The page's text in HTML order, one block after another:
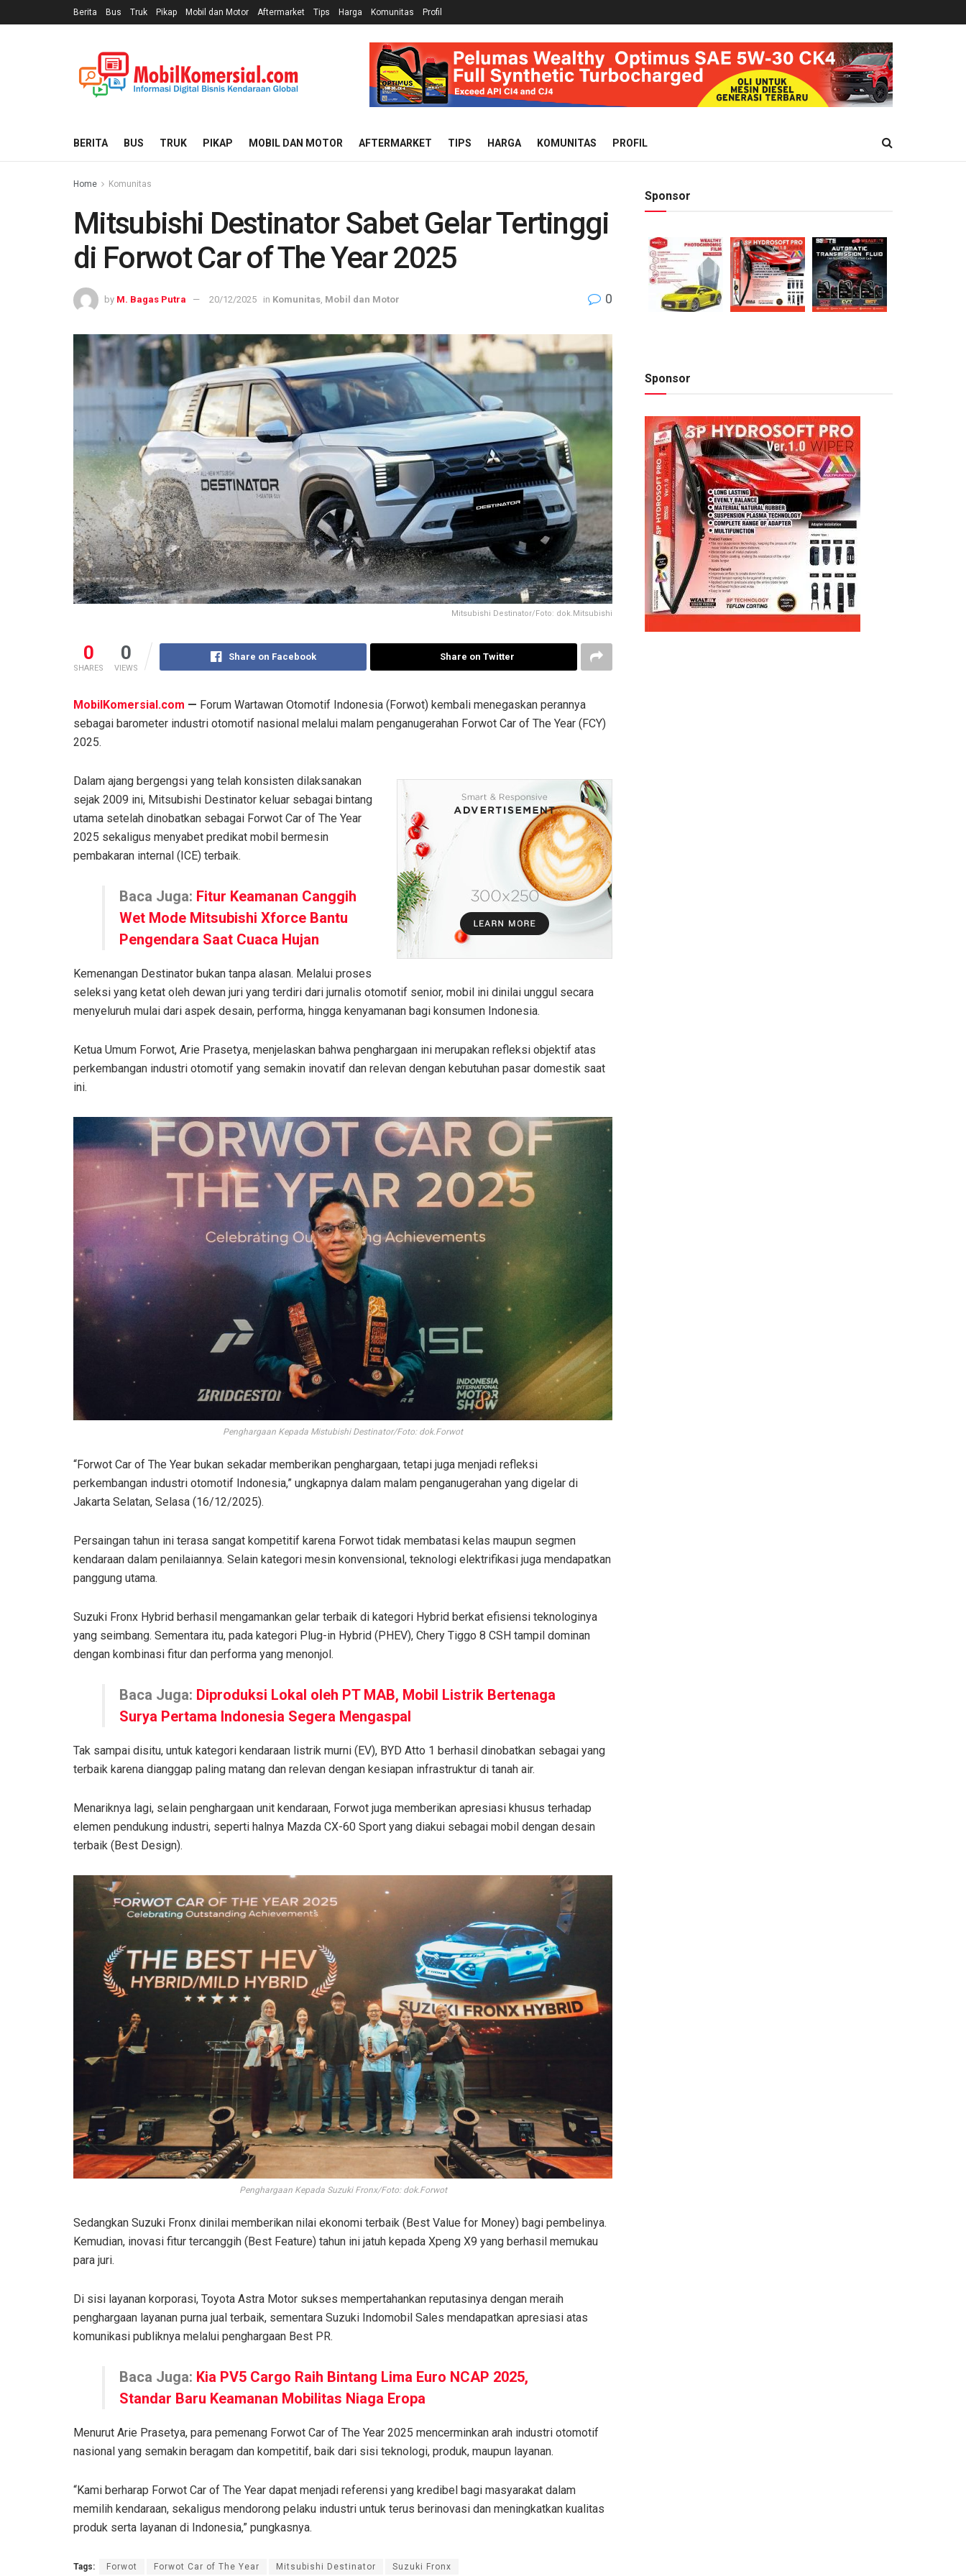
Berita Bus Truk Pikap Mobil dan Motor Aftermarket Tips Harga Komunitas Profil
BERITA BUS TRUK PIKAP MOBIL DAN MOTOR AFTERMARKET TIPS HARGA KOMUNITAS PROFIL
Home Komunitas
Mitsubishi Destinator Sabet Gelar Tertinggi
di Forwot Car of The Year 2025
by M. Bagas Putra 20/12/2025 in Komunitas Mobil dan Motor 0
Mitsubishi Destinator/Foto: dok.Mitsubishi
0
SHARES
0
VIEWS
Share on Facebook Share on Twitter
MobilKomersial.com — Forum Wartawan Otomotif Indonesia (Forwot) kembali menegaskan perannya
sebagai barometer industri otomotif nasional melalui malam penganugerahan Forwot Car of The Year (FCY)
2025.
Dalam ajang bergengsi yang telah konsisten dilaksanakan
sejak 2009 ini, Mitsubishi Destinator keluar sebagai bintang
utama setelah dinobatkan sebagai Forwot Car of The Year
2025 sekaligus menyabet predikat mobil bermesin
pembakaran internal (ICE) terbaik.
Baca Juga: Fitur Keamanan Canggih
Wet Mode Mitsubishi Xforce Bantu
Pengendara Saat Cuaca Hujan
Kemenangan Destinator bukan tanpa alasan. Melalui proses
seleksi yang ketat oleh dewan juri yang terdiri dari jurnalis otomotif senior, mobil ini dinilai unggul secara
menyeluruh mulai dari aspek desain, performa, hingga kenyamanan bagi konsumen Indonesia.
Ketua Umum Forwot, Arie Prasetya, menjelaskan bahwa penghargaan ini merupakan refleksi objektif atas
perkembangan industri otomotif yang semakin inovatif dan relevan dengan kebutuhan pasar domestik saat
ini.
Penghargaan Kepada Mistubishi Destinator/Foto: dok.Forwot
“Forwot Car of The Year bukan sekadar memberikan penghargaan, tetapi juga menjadi refleksi
perkembangan industri otomotif Indonesia,” ungkapnya dalam malam penganugerahan yang digelar di
Jakarta Selatan, Selasa (16/12/2025).
Persaingan tahun ini terasa sangat kompetitif karena Forwot tidak membatasi kelas maupun segmen
kendaraan dalam penilaiannya. Selain kategori mesin konvensional, teknologi elektrifikasi juga mendapatkan
panggung utama.
Suzuki Fronx Hybrid berhasil mengamankan gelar terbaik di kategori Hybrid berkat efisiensi teknologinya
yang seimbang. Sementara itu, pada kategori Plug-in Hybrid (PHEV), Chery Tiggo 8 CSH tampil dominan
dengan kombinasi fitur dan performa yang menonjol.
Baca Juga: Diproduksi Lokal oleh PT MAB, Mobil Listrik Bertenaga
Surya Pertama Indonesia Segera Mengaspal
Tak sampai disitu, untuk kategori kendaraan listrik murni (EV), BYD Atto 1 berhasil dinobatkan sebagai yang
terbaik karena dianggap paling matang dan relevan dengan kesiapan infrastruktur di tanah air.
Menariknya lagi, selain penghargaan unit kendaraan, Forwot juga memberikan apresiasi khusus terhadap
elemen pendukung industri, seperti halnya Mazda CX-60 Sport yang diakui sebagai mobil dengan desain
terbaik (Best Design).
Penghargaan Kepada Suzuki Fronx/Foto: dok.Forwot
Sedangkan Suzuki Fronx dinilai memberikan nilai ekonomi terbaik (Best Value for Money) bagi pembelinya.
Kemudian, inovasi fitur tercanggih (Best Feature) tahun ini jatuh kepada Xpeng X9 yang berhasil memukau
para juri.
Di sisi layanan korporasi, Toyota Astra Motor sukses mempertahankan reputasinya dengan meraih
penghargaan layanan purna jual terbaik, sementara Suzuki Indomobil Sales mendapatkan apresiasi atas
komunikasi publiknya melalui penghargaan Best PR.
Baca Juga: Kia PV5 Cargo Raih Bintang Lima Euro NCAP 2025,
Standar Baru Keamanan Mobilitas Niaga Eropa
Menurut Arie Prasetya, para pemenang Forwot Car of The Year 2025 mencerminkan arah industri otomotif
nasional yang semakin beragam dan kompetitif, baik dari sisi teknologi, produk, maupun layanan.
“Kami berharap Forwot Car of The Year dapat menjadi referensi yang kredibel bagi masyarakat dalam
memilih kendaraan, sekaligus mendorong pelaku industri untuk terus berinovasi dan meningkatkan kualitas
produk serta layanan di Indonesia,” pungkasnya.
Tags: Forwot Forwot Car of The Year Mitsubishi Destinator Suzuki Fronx
Sponsor
Sponsor